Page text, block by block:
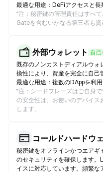
最適な用途：DeFiアクセスと長
*注：秘密鍵の管理責任はすべ
Gateを含むいかなる第三者も資
外部ウォレット 自
既存のノンカストディアルウォ
換性により、資産を完全に自己
最適な用途：複数のDAppを利
*注：シードフレーズはご自身
の安全性は、お使いのデバイ
します。
コールドハードウ
秘密鍵をオフラインかつエアギ
のセキュリティを確保します
イスに対応しています。頻繁